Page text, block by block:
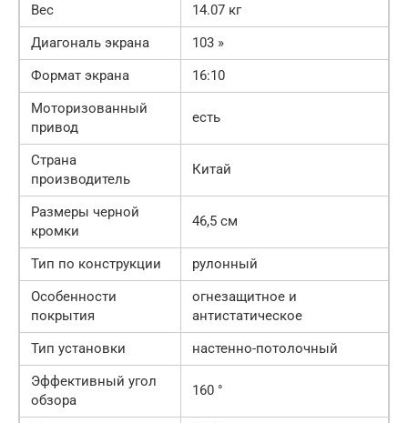
Вес
14.07 кг
Диагональ экрана
103 »
Формат экрана
16:10
Моторизованный
привод
есть
Страна
производитель
Китай
Размеры черной
кромки
46,5 см
Тип по конструкции
рулонный
Особенности
покрытия
огнезащитное и
антистатическое
Тип установки
настенно-потолочный
Эффективный угол
обзора
160 °